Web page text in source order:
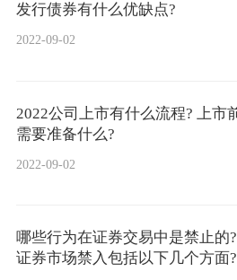
发行债券有什么优缺点?
2022-09-02
2022公司上市有什么流程? 上市前
需要准备什么?
2022-09-02
哪些行为在证券交易中是禁止的?
证券市场禁入包括以下几个方面?